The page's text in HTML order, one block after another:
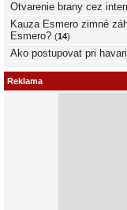
Otvarenie brany cez
Kauza Esmero zimné
Esmero? (14)
Ako postupovat pri
Reklama